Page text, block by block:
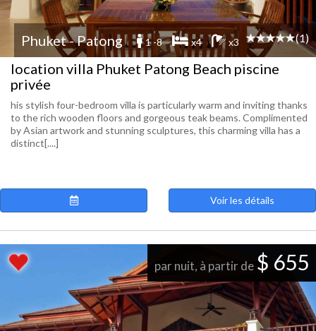
Phuket - Patong 1 -8 x4 x3 (1)
location villa Phuket Patong Beach piscine
privée
his stylish four-bedroom villa is particularly warm and inviting thanks
to the rich wooden floors and gorgeous teak beams. Complimented
by Asian artwork and stunning sculptures, this charming villa has a
distinct[....]
Voir les détails
par nuit, à partir de $ 655